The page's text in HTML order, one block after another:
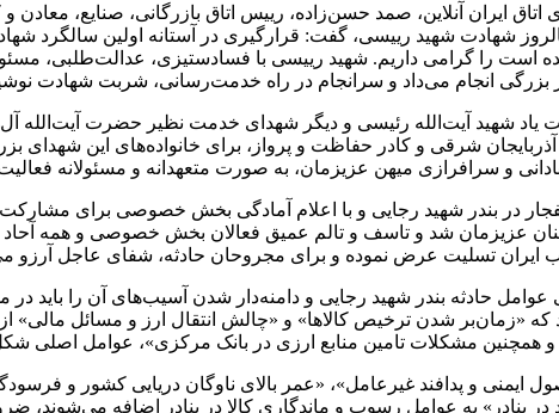
شهادت شهید رییسی، گفت: قرارگیری در آستانه اولین سالگرد
را گرامی داریم. شهید رییسی با فسادستیزی، عدالت‌طلبی،
انجام می‌داد و سرانجام در راه خدمت‌رسانی، شربت شهادت
یاد شهید آیت‌الله رئیسی و دیگر شهدای خدمت نظیر حضرت آیت‌الله
شرقی و کادر حفاظت و پرواز، برای خانواده‌های این
و سرافرازی میهن عزیزمان، به صورت متعهدانه و مسئولانه
در بندر شهید رجایی و با اعلام آمادگی بخش خصوصی برای مشارکت
عزیزمان شد و تاسف و تالم عمیق فعالان بخش خصوصی و همه
ایران تسلیت عرض نموده و برای مجروحان حادثه، شفای عاجل آرزو
عوامل حادثه بندر شهید رجایی و دامنه‌دار شدن آسیب‌های آن را باید
«زمان‌بر شدن ترخیص کالاها» و «چالش انتقال ارز و مسائل
همچنین مشکلات تامین منابع ارزی در بانک مرکزی»، عوامل اصلی
ایمنی و پدافند غیرعامل»، «عمر بالای ناوگان دریایی کشور و
در بنادر» به عوامل رسوب و ماندگاری کالا در بنادر اضافه